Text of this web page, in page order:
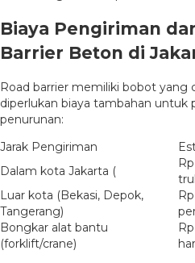
Biaya Pengiriman
Barrier Beton di
Road barrier memiliki bobot yang
diperlukan biaya tambahan untuk
penurunan:
Jarak Pengiriman
Dalam kota Jakarta (
Luar kota (Bekasi, Depok,
Tangerang)
Bongkar alat bantu
(forklift/crane)